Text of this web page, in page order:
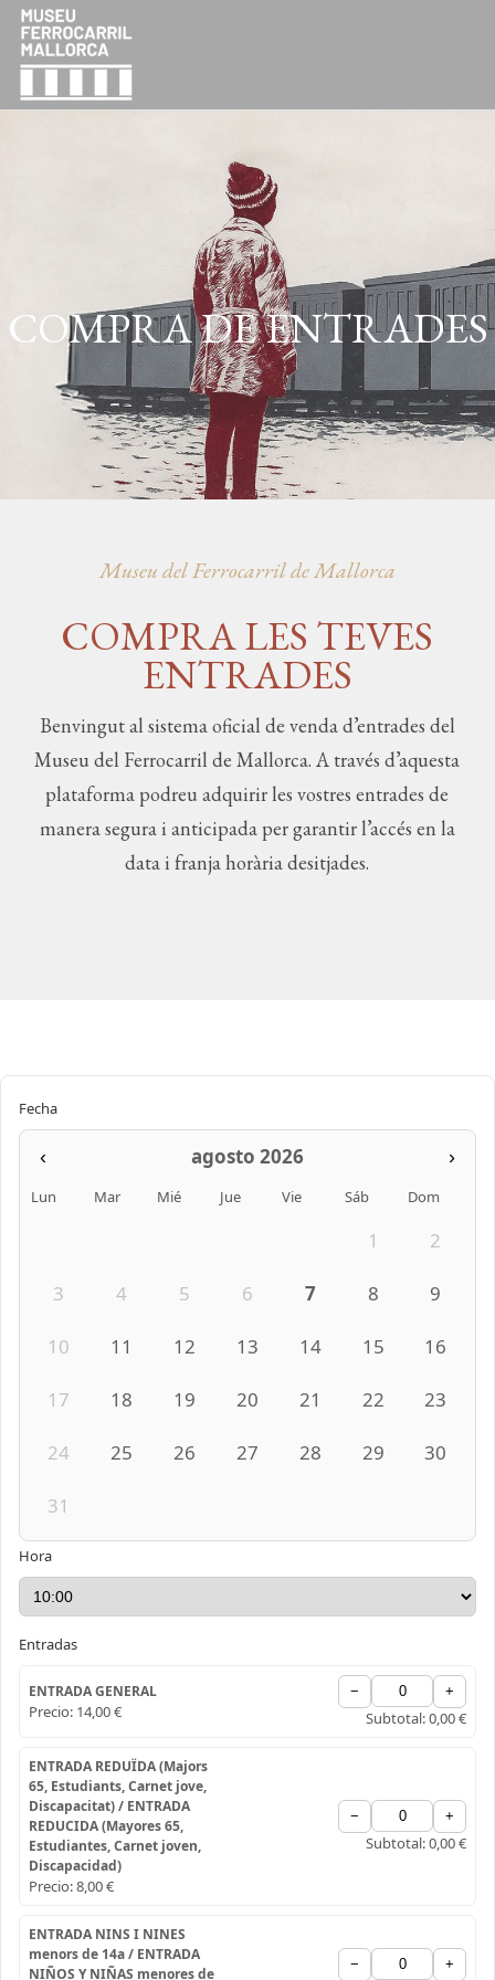
COMPRA DE
Museu del Ferrocarril de Mallorca
COMPRA LES TEVES
ENTRADES
Benvingut al sistema oficial de venda d’entrades del
Museu del Ferrocarril de Mallorca. A través d’aquesta
plataforma podreu adquirir les vostres entrades de
manera segura i anticipada per garantir l’accés en la
data i franja horària desitjades.
Fecha
‹ agosto 2026 ›
Lun Mar Mié Jue Vie Sáb Dom
1 2
3 4 5 6 7 8 9
10 11 12 13 14 15 16
17 18 19 20 21 22 23
24 25 26 27 28 29 30
31
Hora
Entradas
ENTRADA GENERAL
Precio: 14,00 €
− +
Subtotal:0,00 €
ENTRADA REDUÏDA (Majors
65, Estudiants, Carnet jove,
Discapacitat) / ENTRADA
REDUCIDA (Mayores 65,
Estudiantes, Carnet joven,
Discapacidad)
Precio:8,00 €
− +
Subtotal:0,00 €
ENTRADA NINS I NINES
menors de 14a / ENTRADA
NIÑOS Y NIÑAS menores de
− +